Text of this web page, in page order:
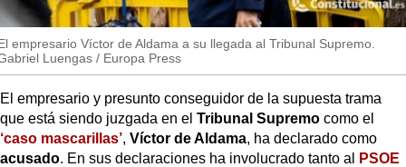
empresario Víctor de Aldama a su llegada al Tribunal Supremo.
Luengas / Europa Press
El empresario y presunto conseguidor de la supuesta trama
que está siendo juzgada en el Tribunal Supremo como el
‘caso mascarillas’, Víctor de Aldama, ha declarado como
acusado. En sus declaraciones ha involucrado tanto al
PSOE